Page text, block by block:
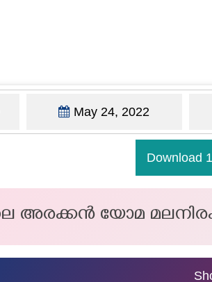
May 24, 2022
Download
അരക്കൻ യോമ